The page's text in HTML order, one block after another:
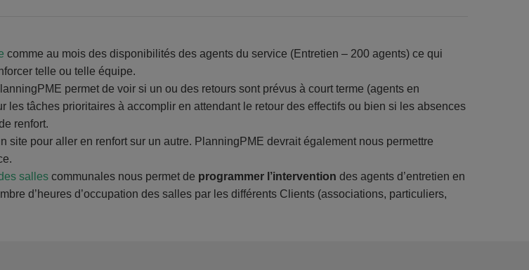
comme au mois des disponibilités des agents du service (Entretien – 200 agents) ce qui
telle ou telle équipe.
permet de voir si un ou des retours sont prévus à court terme (agents en
tâches prioritaires à accomplir en attendant le retour des effectifs ou bien si les absences
renfort.
site pour aller en renfort sur un autre. PlanningPME devrait également nous permettre
salles communales nous permet de programmer l’intervention des agents d’entretien en
d’heures d’occupation des salles par les différents Clients (associations, particuliers,